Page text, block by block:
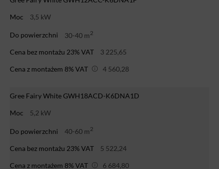
Moc 3,5 kW
Do powierzchni 30-40 m2
Cena bez montażu 23% VAT 3 225,65
Cena z montażem 8% VAT 4 560,28
Gree Fairy White GWH18ACD-K6DNA1D
Moc 5,2 kW
Do powierzchni 40-60 m2
Cena bez montażu 23% VAT 5 522,24
Cena z montażem 8% VAT 6 684,80